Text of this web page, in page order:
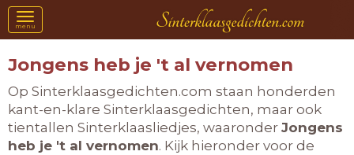
Toggle
navigation
menu
Jongens heb je 't al vernomen
Op Sinterklaasgedichten.com staan honderden
kant-en-klare Sinterklaasgedichten, maar ook
tientallen Sinterklaasliedjes, waaronder Jongens
heb je 't al vernomen. Kijk hieronder voor de